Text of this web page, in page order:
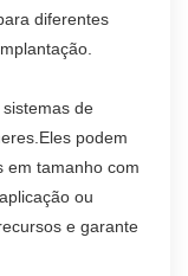
diferentes
de
podem
em tamanho com
ou
e garante